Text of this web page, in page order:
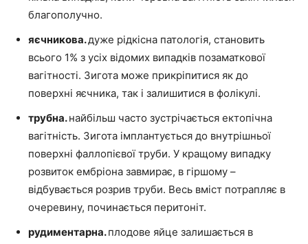
благополучно.
яєчникова.дуже рідкісна патологія, становить
всього 1% з усіх відомих випадків позаматкової
вагітності. Зигота може прикріпитися як до
поверхні яєчника, так і залишитися в фолікулі.
трубна.найбільш часто зустрічається ектопічна
вагітність. Зигота імплантується до внутрішньої
поверхні фаллопієвої труби. У кращому випадку
розвиток ембріона завмирає, в гіршому –
відбувається розрив труби. Весь вміст потрапляє в
очеревину, починається перитоніт.
рудиментарна.плодове яйце залишається в